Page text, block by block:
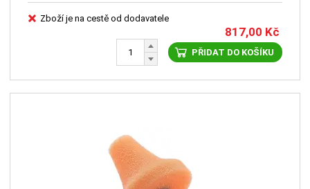
Zboží je na cestě od dodavatele
817,00 Kč
PŘIDAT DO KOŠÍKU